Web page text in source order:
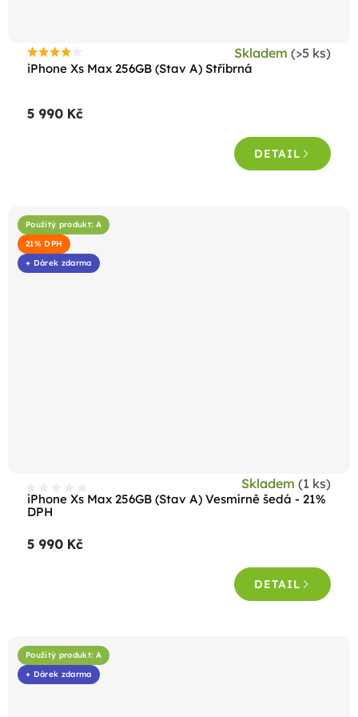
iPhone Xs Max 256GB (Stav A) Stříbrná
Průměrné
je
Skladem (>5 ks)
5 990 Kč
DETAIL
Použitý produkt: A
21% DPH
+ Dárek zdarma
iPhone Xs Max 256GB (Stav A) Vesmírně šedá - 21%
DPH
Skladem (1 ks)
5 990 Kč
DETAIL
Použitý produkt: A
+ Dárek zdarma